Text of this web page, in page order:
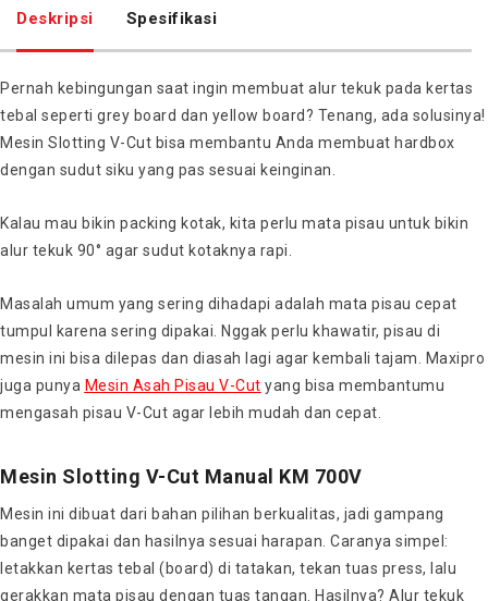
Deskripsi Spesifikasi
Pernah kebingungan saat ingin membuat alur tekuk pada kertas
tebal seperti grey board dan yellow board? Tenang, ada solusinya!
Mesin Slotting V-Cut bisa membantu Anda membuat hardbox
dengan sudut siku yang pas sesuai keinginan.
Kalau mau bikin packing kotak, kita perlu mata pisau untuk bikin
alur tekuk 90° agar sudut kotaknya rapi.
Masalah umum yang sering dihadapi adalah mata pisau cepat
tumpul karena sering dipakai. Nggak perlu khawatir, pisau di
mesin ini bisa dilepas dan diasah lagi agar kembali tajam. Maxipro
juga punya Mesin Asah Pisau V-Cut yang bisa membantumu
mengasah pisau V-Cut agar lebih mudah dan cepat.
Mesin Slotting V-Cut Manual KM 700V
Mesin ini dibuat dari bahan pilihan berkualitas, jadi gampang
banget dipakai dan hasilnya sesuai harapan. Caranya simpel:
letakkan kertas tebal (board) di tatakan, tekan tuas press, lalu
gerakkan mata pisau dengan tuas tangan. Hasilnya? Alur tekuk